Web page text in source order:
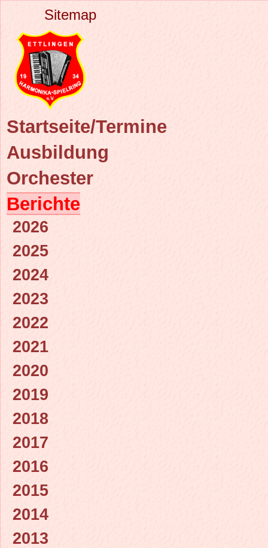
Sitemap
Startseite/Termine
Ausbildung
Orchester
Berichte
2026
2025
2024
2023
2022
2021
2020
2019
2018
2017
2016
2015
2014
2013